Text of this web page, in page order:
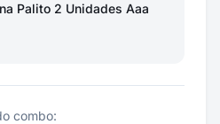
Palito 2 Unidades Aaa
combo: